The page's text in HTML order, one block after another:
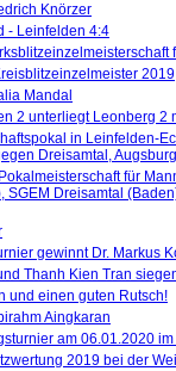
Knörzer
- Leinfelden 4:4
2019
Mandal
2 unterliegt Leonberg 2
in Leinfelden-
Dreisamtal,
für
SGEM Dreisamtal
gewinnt Dr. Markus
Thanh Kien Tran
und einen guten Rutsch!
Aingkaran
am 06.01.2020
2019 bei der